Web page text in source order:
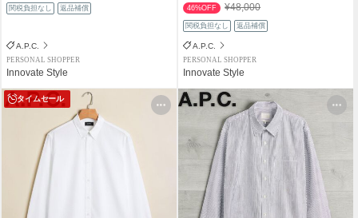
関税負担なし 返品補償
A.P.C.
PERSONAL SHOPPER
Innovate Style
46%OFF ¥48,000
関税負担なし 返品補償
A.P.C.
PERSONAL SHOPPER
Innovate Style
タイムセール